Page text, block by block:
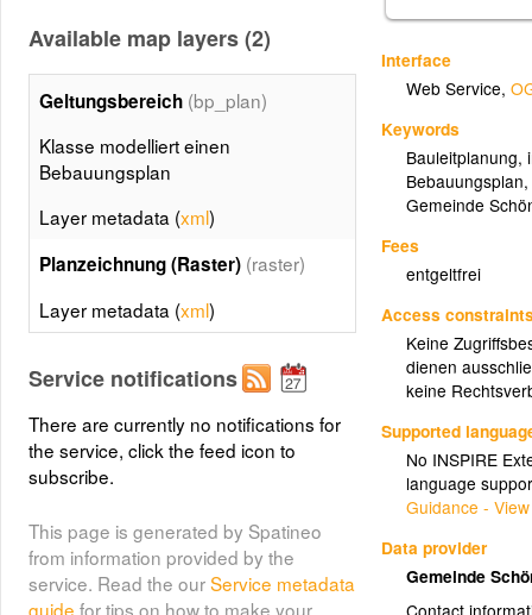
Interface
Web Service,
Keywords
Bauleitplanung,
Bebauungsplan
Gemeinde
Fees
entgeltfrei
Access
Keine
dienen
keine
Supported
No INSPIRE
language
Guidance -
Data provider
Gemeinde
Available map layers (2)
Geltungsbereich (bp_plan)
Klasse modelliert einen
Bebauungsplan
Layer metadata (xml)
Planzeichnung (Raster) (raster)
Layer metadata (xml)
Service notifications
There are currently no notifications for
the service, click the feed icon to
subscribe.
This page is generated by Spatineo
from information provided by the
service. Read the ourService metadata
guide for tips on how to make your